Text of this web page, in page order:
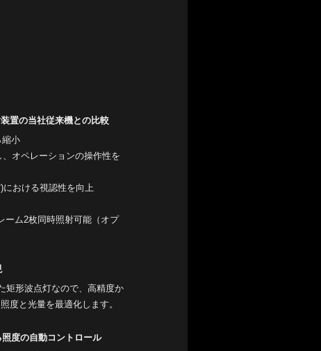
置の当社従来機との比較
小
オペレーションの操作性を
おける視認性を向上
ム2枚同時照射可能（オプ
矩形波点灯なので、高精度か
度と光量を最適化します。
度の自動コントロール